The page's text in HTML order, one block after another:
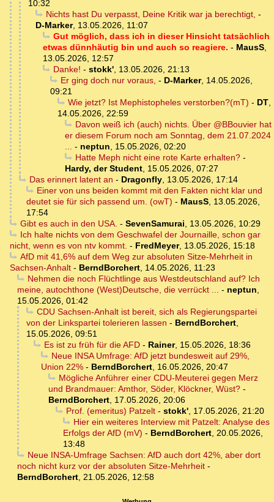
10:32
Nichts hast Du verpasst, Deine Kritik war ja berechtigt, -
D-Marker, 13.05.2026, 11:07
Gut möglich, dass ich in dieser Hinsicht tatsächlich
etwas dünnhäutig bin und auch so reagiere. - MausS,
13.05.2026, 12:57
Danke! - stokk', 13.05.2026, 21:13
Er ging doch nur voraus, - D-Marker, 14.05.2026,
09:21
Wie jetzt? Ist Mephistopheles verstorben?(mT) - DT,
14.05.2026, 22:59
Davon weiß ich (auch) nichts. Über @BBouvier hat
er diesem Forum noch am Sonntag, dem 21.07.2024
... - neptun, 15.05.2026, 02:20
Hatte Meph nicht eine rote Karte erhalten?-
Hardy, der Student, 15.05.2026, 07:27
Das erinnert latent an - Dragonfly, 13.05.2026, 17:14
Einer von uns beiden kommt mit den Fakten nicht klar und
deutet sie für sich passend um. (owT) - MausS, 13.05.2026,
17:54
Gibt es auch in den USA. - SevenSamurai, 13.05.2026, 10:29
Ich halte nichts von dem Geschwafel der Journaille, schon gar
nicht, wenn es von ntv kommt. - FredMeyer, 13.05.2026, 15:18
AfD mit 41,6% auf dem Weg zur absoluten Sitze-Mehrheit in
Sachsen-Anhalt - BerndBorchert, 14.05.2026, 11:23
Nehmen die noch Flüchtlinge aus Westdeutschland auf? Ich
meine, autochthone (West)Deutsche, die verrückt ... - neptun,
15.05.2026, 01:42
CDU Sachsen-Anhalt ist bereit, sich als Regierungspartei
von der Linkspartei tolerieren lassen - BerndBorchert,
15.05.2026, 09:51
Es ist zu früh für die AFD- Rainer, 15.05.2026, 18:36
Neue INSA Umfrage: AfD jetzt bundesweit auf 29%,
Union 22% - BerndBorchert, 16.05.2026, 20:47
Mögliche Anführer einer CDU-Meuterei gegen Merz
und Brandmauer: Amthor, Söder, Klöckner, Wüst? -
BerndBorchert, 17.05.2026, 20:06
Prof. (emeritus) Patzelt- stokk', 17.05.2026, 21:20
Hier ein weiteres Interview mit Patzelt: Analyse des
Erfolgs der AfD (mV) - BerndBorchert, 20.05.2026,
13:48
Neue INSA-Umfrage Sachsen: AfD auch dort 42%, aber dort
noch nicht kurz vor der absoluten Sitze-Mehrheit -
BerndBorchert, 21.05.2026, 12:58